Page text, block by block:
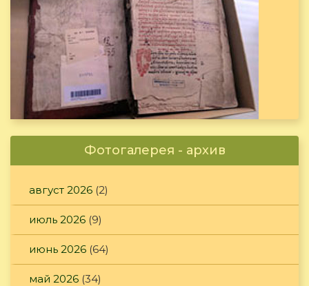
Фотогалерея - архив
август 2026 (2)
июль 2026 (9)
июнь 2026 (64)
май 2026 (34)